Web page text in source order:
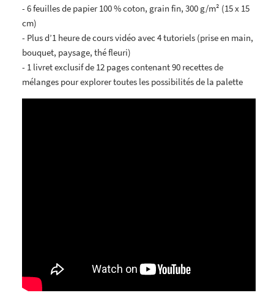
- 6 feuilles de papier 100 % coton, grain fin, 300 g/m² (15 x 15
cm)
- Plus d’1 heure de cours vidéo avec 4 tutoriels (prise en main,
bouquet, paysage, thé fleuri)
- 1 livret exclusif de 12 pages contenant 90 recettes de
mélanges pour explorer toutes les possibilités de la palette